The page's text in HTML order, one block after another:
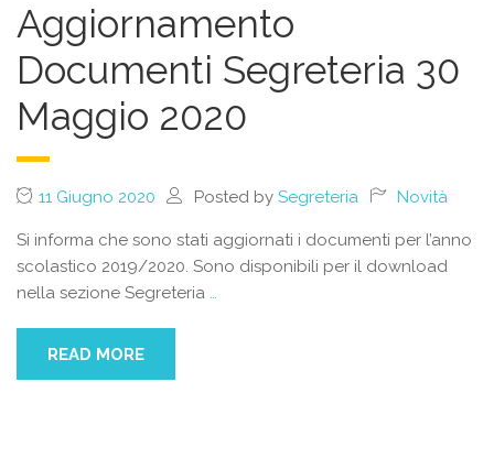
Aggiornamento
Documenti Segreteria 30
Maggio 2020
11 Giugno 2020 Posted by Segreteria Novità
Si informa che sono stati aggiornati i documenti per l’anno
scolastico 2019/2020. Sono disponibili per il download
nella sezione Segreteria …
READ MORE